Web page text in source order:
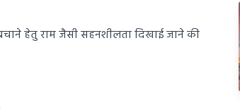
हेतु राम जैसी सहनशीलता दिखाई जाने की